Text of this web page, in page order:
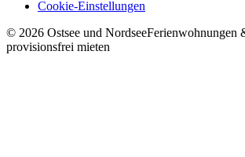
Cookie-Einstellungen
© 2026 Ostsee und NordseeFerienwohnungen
provisionsfrei mieten